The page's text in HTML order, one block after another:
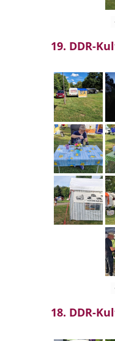
19. DDR-
18. DDR-